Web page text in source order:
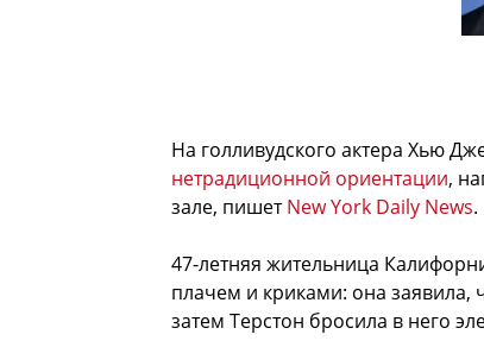
На голливудского актера Хью
нетрадиционной ориентации,
зале, пишетNew York Daily News.
47-летняя жительница
плачем и криками: она заявила,
затем Терстон бросила в него